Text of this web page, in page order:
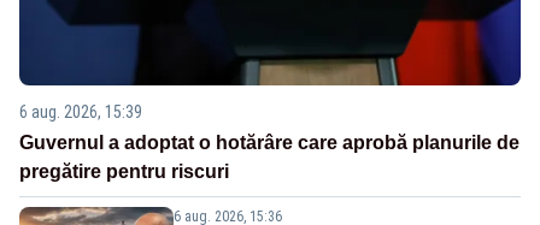
6 aug. 2026, 15:39
Guvernul a adoptat o hotărâre care aprobă planurile de
pregătire pentru riscuri
6 aug. 2026, 15:36